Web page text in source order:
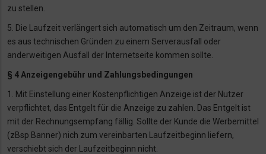
zu stellen.
5. Die Laufzeit verlängert sich automatisch um den Zeitraum, wenn
es aus technischen Gründen zu einem Serverausfall oder
anderweitigen Ausfall der Internetseite kommen sollte.
§ 4 Anzeigengebühr und Zahlungsbedingungen
1. Mit Einstellung einer Kostenpflichtigen Anzeige ist der Nutzer
verpflichtet, das Entgelt für die Anzeige zu zahlen. Das Entgelt ist
mit der Rechnungsempfang fällig. Sollte der Kunde die Werbemittel
(zBsp Banner) nich zum vereinbarten Laufzeitbeginn liefern,
verschiebt sich der Laufzeitbeginn nicht.